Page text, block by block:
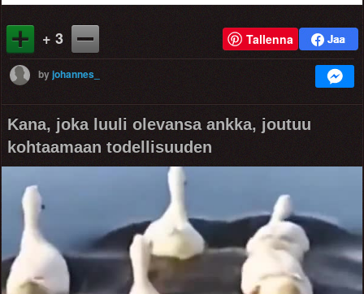
+ 3 Tallenna
byjohannes_
Kana, joka luuli olevansa ankka, joutuu
kohtaamaan todellisuuden